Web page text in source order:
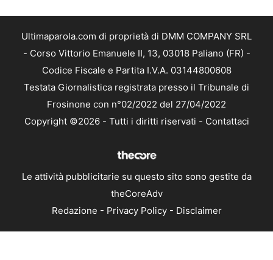
Ultimaparola.com di proprietà di DMM COMPANY SRL
- Corso Vittorio Emanuele II, 13, 03018 Paliano (FR) -
Codice Fiscale e Partita I.V.A. 03144800608
Testata Giornalistica registrata presso il Tribunale di
Frosinone con n°02/2022 del 27/04/2022
Copyright ©2026 - Tutti i diritti riservati - Contattaci
Le attività pubblicitarie su questo sito sono gestite da
theCoreAdv
Redazione - Privacy Policy- Disclaimer